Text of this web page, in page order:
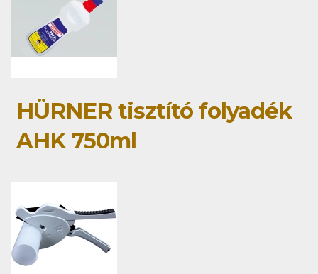
HÜRNER tisztító folyadék
AHK 750ml